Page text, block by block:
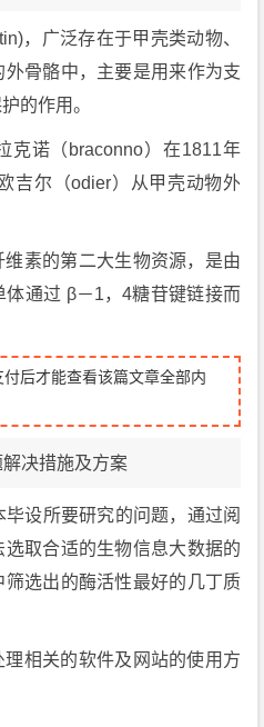
，广泛存在于甲壳类动物、
骨骼中，主要是用来作为支
的作用。
克诺（braconno）在1811年
吉尔（odier）从甲壳动物外
素的第二大生物资源，是由
体通过 β－1，4糖苷键链接而
后才能查看该篇文章全部内
决措施及方案
设所要研究的问题，通过阅
取合适的生物信息大数据的
选出的酶活性最好的几丁质
相关的软件及网站的使用方